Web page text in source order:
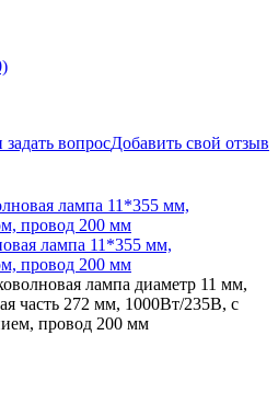
вопросДобавить свой отзыв
лампа 11*355 мм,
провод 200 мм
лампа диаметр 11 мм,
часть 272 мм, 1000Вт/235В, с
провод 200 мм